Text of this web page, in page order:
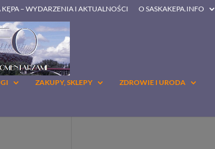
KĘPA – WYDARZENIA I AKTUALNOŚCI O SASKAKEPA.INFO
ZAKUPY, SKLEPY ZDROWIE I URODA